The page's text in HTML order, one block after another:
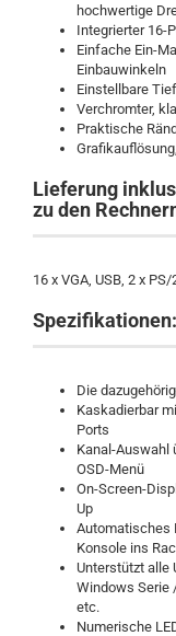
hochwertige
Integrierter 16-
Einfache Ein-
Einbauwinkeln
Einstellbare
Verchromter,
Praktische
Lieferung
zu den
16 x VGA, USB, 2 x
Spezifikationen:
Die
Kaskadierbar
Ports
Kanal-Auswahl
OSD-Menü
On-Screen-
Up
Automatisches
Konsole ins
Unterstützt alle
Windows Serie
etc.
Numerische